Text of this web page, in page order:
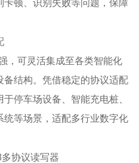
顿、识别失败等问题，保障
，可灵活集成至各类智能化
结构。凭借稳定的协议适配
停车场设备、智能充电桩、
统等场景，适配多行业数字化
协议读写器